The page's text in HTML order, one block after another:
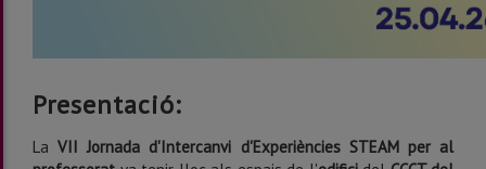
Presentació:
LaVII Jornada d'Intercanvi d'Experiències STEAM per al